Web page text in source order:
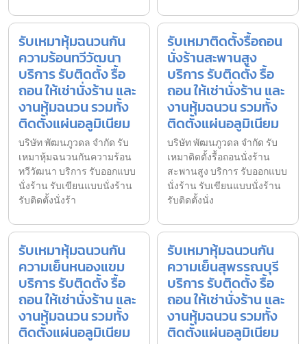
รับเหมาหุ้มฉนวนกัน
ความร้อนทวีวัฒนา
บริการ รับติดตั้ง รื้อ
ถอน ให้เช่านั่งร้าน และ
งานหุ้มฉนวน รวมทั้ง
ติดตั้งแผ่นอลูมิเนียม
บริษัท พัฒนภูวดล จำกัด รับ
เหมาหุ้มฉนวนกันความร้อน
ทวีวัฒนา บริการ รับออกแบบ
นั่งร้าน รับเขียนแบบนั่งร้าน
รับติดตั้งนั่งร้า
รับเหมาติดตั้งรื้อถอน
นั่งร้านสะพานสูง
บริการ รับติดตั้ง รื้อ
ถอน ให้เช่านั่งร้าน และ
งานหุ้มฉนวน รวมทั้ง
ติดตั้งแผ่นอลูมิเนียม
บริษัท พัฒนภูวดล จำกัด รับ
เหมาติดตั้งรื้อถอนนั่งร้าน
สะพานสูง บริการ รับออกแบบ
นั่งร้าน รับเขียนแบบนั่งร้าน
รับติดตั้งนั่ง
รับเหมาหุ้มฉนวนกัน
ความเย็นหนองแขม
บริการ รับติดตั้ง รื้อ
ถอน ให้เช่านั่งร้าน และ
งานหุ้มฉนวน รวมทั้ง
ติดตั้งแผ่นอลูมิเนียม
รับเหมาหุ้มฉนวนกัน
ความเย็นสุพรรณบุรี
บริการ รับติดตั้ง รื้อ
ถอน ให้เช่านั่งร้าน และ
งานหุ้มฉนวน รวมทั้ง
ติดตั้งแผ่นอลูมิเนียม